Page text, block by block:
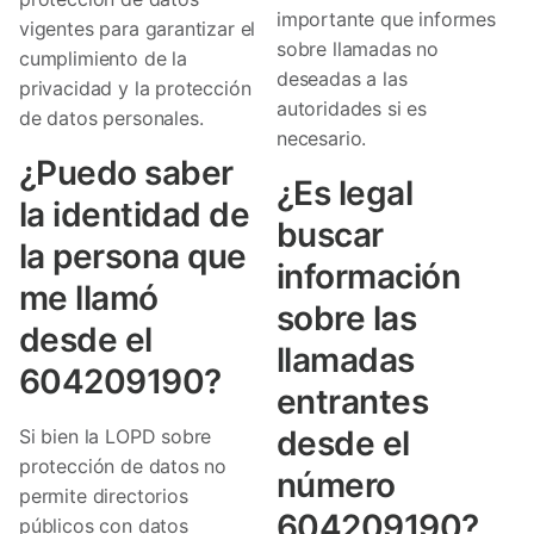
vigentes para garantizar el
cumplimiento de la
privacidad y la protección
de datos personales.
¿Puedo saber
la identidad de
la persona que
me llamó
desde el
604209190?
Si bien la LOPD sobre
protección de datos no
permite directorios
públicos con datos
importante que informes
sobre llamadas no
deseadas a las
autoridades si es
necesario.
¿Es legal
buscar
información
sobre las
llamadas
entrantes
desde el
número